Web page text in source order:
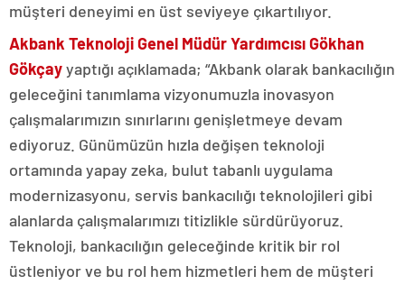
müşteri deneyimi en üst seviyeye çıkartılıyor.
Akbank Teknoloji Genel Müdür Yardımcısı Gökhan
Gökçayyaptığı açıklamada; “Akbank olarak bankacılığın
geleceğini tanımlama vizyonumuzla inovasyon
çalışmalarımızın sınırlarını genişletmeye devam
ediyoruz. Günümüzün hızla değişen teknoloji
ortamında yapay zeka, bulut tabanlı uygulama
modernizasyonu, servis bankacılığı teknolojileri gibi
alanlarda çalışmalarımızı titizlikle sürdürüyoruz.
Teknoloji, bankacılığın geleceğinde kritik bir rol
üstleniyor ve bu rol hem hizmetleri hem de müşteri